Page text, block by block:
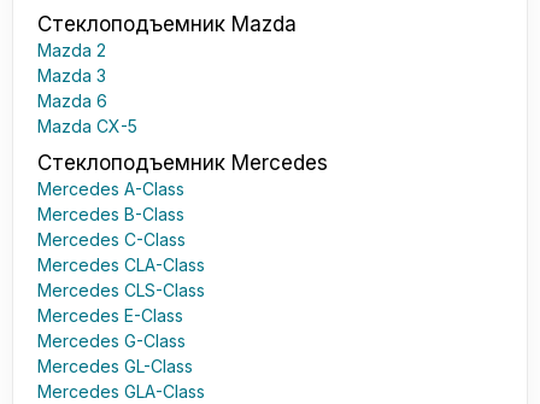
Стеклоподъемник Mazda
Mazda 2
Mazda 3
Mazda 6
Mazda CX-5
Стеклоподъемник Mercedes
Mercedes A-Class
Mercedes B-Class
Mercedes C-Class
Mercedes CLA-Class
Mercedes CLS-Class
Mercedes E-Class
Mercedes G-Class
Mercedes GL-Class
Mercedes GLA-Class